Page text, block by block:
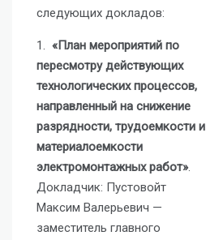
следующих докладов:
1. «План мероприятий по
пересмотру действующих
технологических процессов,
направленный на снижение
разрядности, трудоемкости и
материалоемкости
электромонтажных работ».
Докладчик: Пустовойт
Максим Валерьевич —
заместитель главного